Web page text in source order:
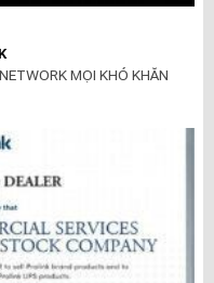
MỌI KHÓ KHĂN